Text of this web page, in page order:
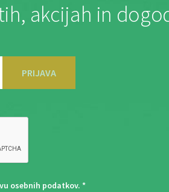
akcijah in
PRIJAVA
osebnih podatkov. *